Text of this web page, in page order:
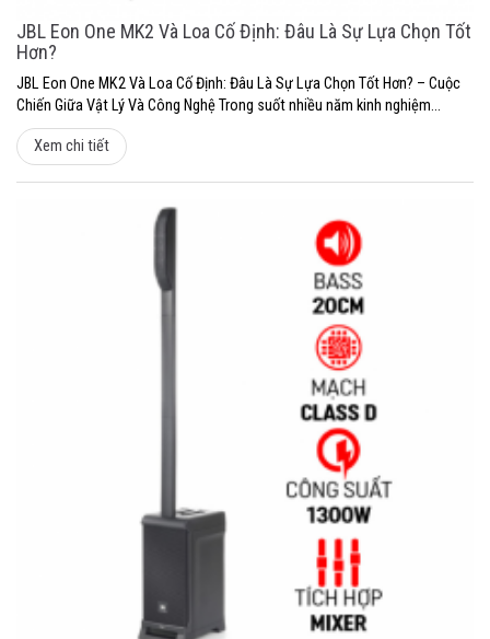
JBL Eon One MK2 Và Loa Cố Định: Đâu Là Sự Lựa Chọn Tốt
Hơn?
JBL Eon One MK2 Và Loa Cố Định: Đâu Là Sự Lựa Chọn Tốt Hơn? – Cuộc
Chiến Giữa Vật Lý Và Công Nghệ Trong suốt nhiều năm kinh nghiệm...
Xem chi tiết